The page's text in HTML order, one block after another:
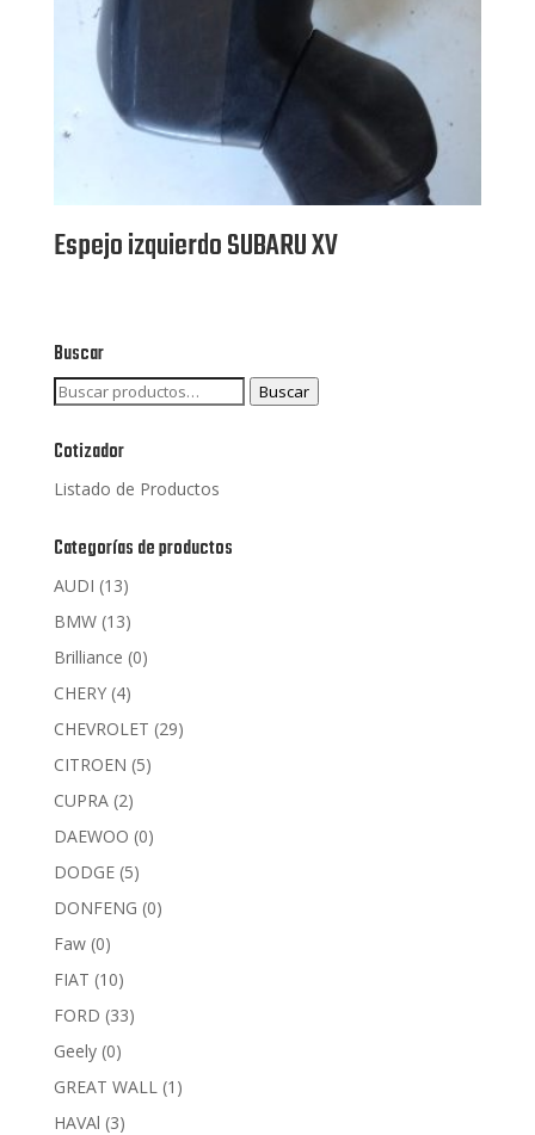
Espejo izquierdo SUBARU XV
Buscar
Buscar
Buscar
Cotizador
Listado de Productos
Categorías de productos
AUDI (13)
BMW (13)
Brilliance (0)
CHERY (4)
CHEVROLET (29)
CITROEN (5)
CUPRA (2)
DAEWOO (0)
DODGE (5)
DONFENG (0)
Faw (0)
FIAT (10)
FORD (33)
Geely (0)
GREAT WALL (1)
HAVAl (3)